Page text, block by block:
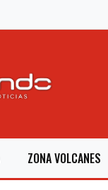
ZONA VOLCANES